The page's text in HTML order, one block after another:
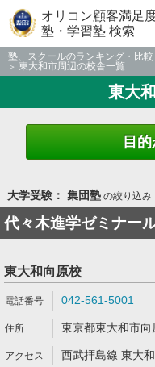
オリコン顧客満足
塾・学習塾 検索
塾、スクールのランキング・比較
東大和市周辺の校舎一覧
東大
目
大学受験： 集団塾の絞り込み
代々木進学ゼミナー
東大和向原校
042-561-5001
東京都東大和市
西武拝島線 東大